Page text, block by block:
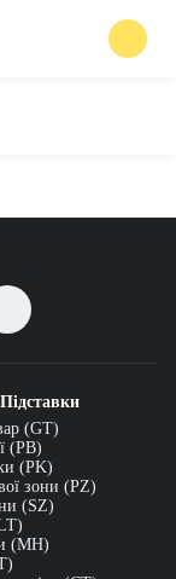
(GT)
(PB)
(PK)
зони (PZ)
(SZ)
(MH)